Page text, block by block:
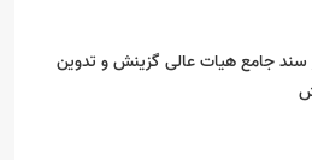
سند جامع هیات عالی گزینش و‌ تدوین